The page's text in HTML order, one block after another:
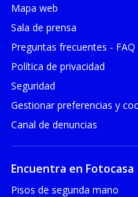
Mapa web
Sala de prensa
Preguntas frecuentes - FAQ
Política de privacidad
Seguridad
Gestionar preferencias y
Canal de denuncias
Encuentra en Fotocasa
Pisos de segunda mano